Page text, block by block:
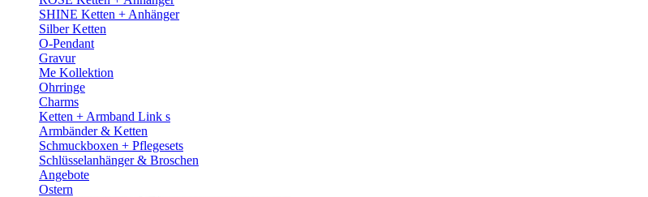
SHINE Ketten + Anhänger
Silber Ketten
O-Pendant
Gravur
Me Kollektion
Ohrringe
Charms
Ketten + Armband Link s
Armbänder & Ketten
Schmuckboxen + Pflegesets
Schlüsselanhänger & Broschen
Angebote
Ostern